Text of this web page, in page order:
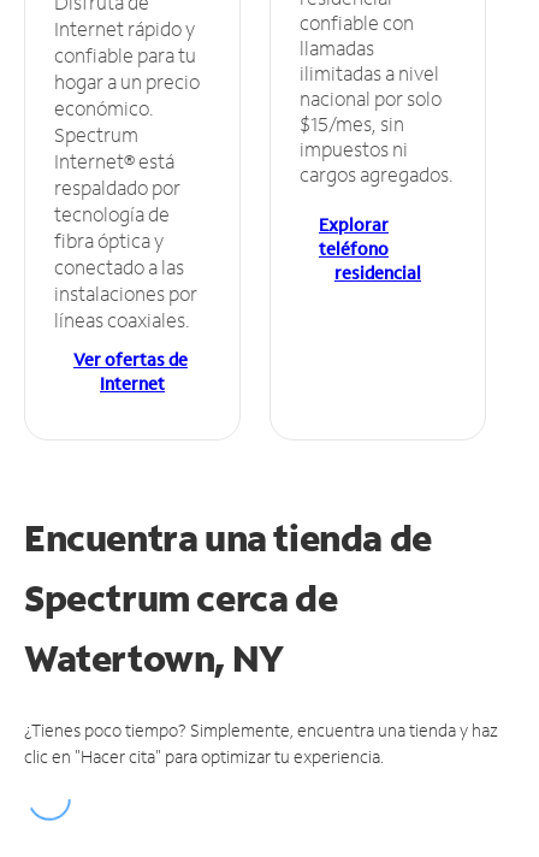
Internet rápido y
confiable para tu
hogar a un precio
económico.
Spectrum
Internet® está
respaldado por
tecnología de
fibra óptica y
conectado a las
instalaciones por
líneas coaxiales.
Ver ofertas de
Internet
confiable con
llamadas
ilimitadas a nivel
nacional por solo
$15/mes, sin
impuestos ni
cargos agregados.
Explorar
teléfono
residencial
Encuentra una tienda de
Spectrumcerca de
Watertown, NY
¿Tienes poco tiempo? Simplemente, encuentra una tienda y haz
clic en "Hacer cita" para optimizar tu experiencia.